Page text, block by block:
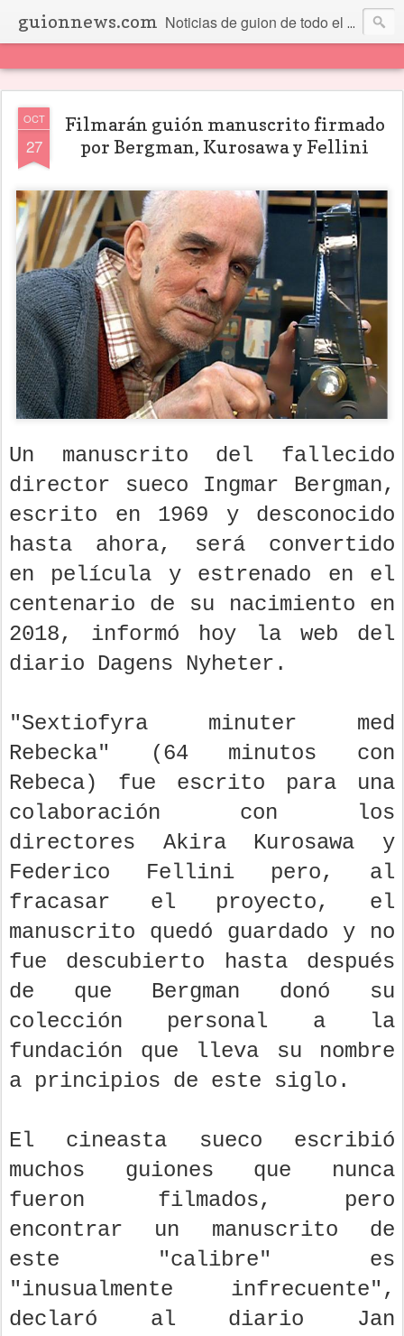
guionnews.com Noticias de guion de todo el mundo... Y más.
OCT
27
Filmarán guión manuscrito firmado
por Bergman, Kurosawa y Fellini
Un manuscrito del fallecido
director sueco Ingmar Bergman,
escrito en 1969 y desconocido
hasta ahora, será convertido
en película y estrenado en el
centenario de su nacimiento en
2018, informó hoy la web del
diario Dagens Nyheter.
"Sextiofyra minuter med
Rebecka" (64 minutos con
Rebeca) fue escrito para una
colaboración con los
directores Akira Kurosawa y
Federico Fellini pero, al
fracasar el proyecto, el
manuscrito quedó guardado y no
fue descubierto hasta después
de que Bergman donó su
colección personal a la
fundación que lleva su nombre
a principios de este siglo.
El cineasta sueco escribió
muchos guiones que nunca
fueron filmados, pero
encontrar un manuscrito de
este "calibre" es
"inusualmente infrecuente",
declaró al diario Jan